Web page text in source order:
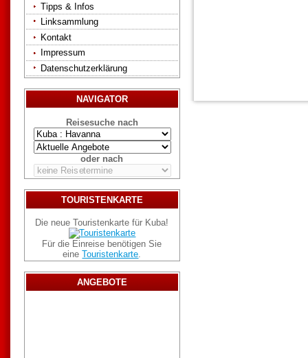
Tipps & Infos
Linksammlung
Kontakt
Impressum
Datenschutzerklärung
NAVIGATOR
Reisesuche nach
oder nach
TOURISTENKARTE
Die neue Touristenkarte für Kuba!
Für die Einreise benötigen Sie
eineTouristenkarte.
ANGEBOTE